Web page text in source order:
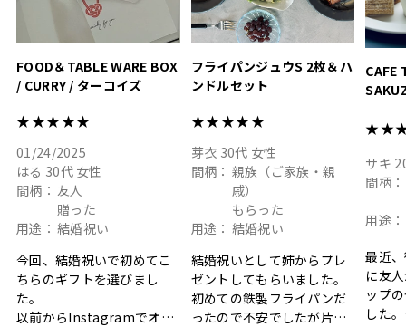
FOOD＆TABLE WARE BOX
/ CURRY / ターコイズ
★★★★★
01/24/2025
はる 30代 女性
間柄： 友人
贈った
用途： 結婚祝い
今回、結婚祝いで初めてこ
ちらのギフトを選びまし
た。
以前からInstagramでオシ
フライパンジュウS 2枚＆ハ
ンドルセット
★★★★★
芽衣 30代 女性
間柄： 親族（ご家族・親
戚）
もらった
用途： 結婚祝い
結婚祝いとして姉からプレ
ゼントしてもらいました。
初めての鉄製フライパンだ
ったので不安でしたが片手
CAFE
サキ
間柄：
用途：
最近
に友
ップ
した。